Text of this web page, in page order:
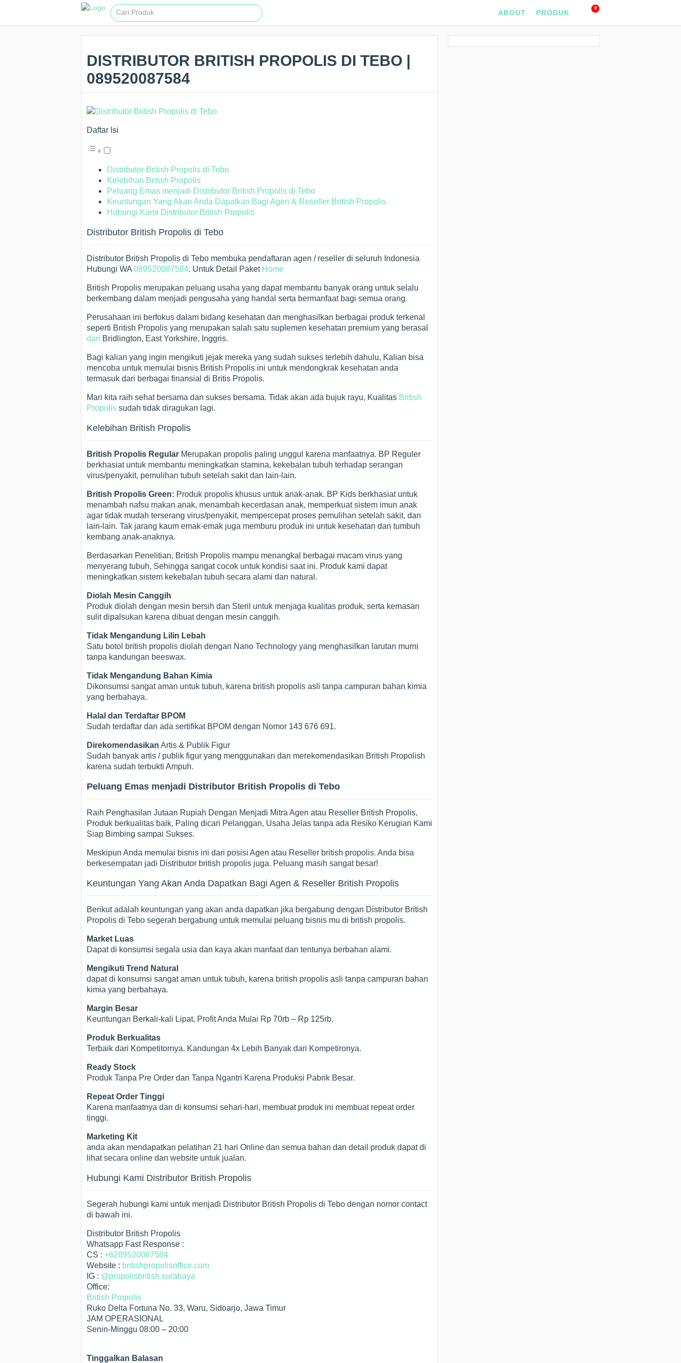
0
ABOUT PRODUK
DISTRIBUTOR BRITISH PROPOLIS DI TEBO |
089520087584
Daftar Isi
Distributor British Propolis di Tebo
Kelebihan British Propolis
Peluang Emas menjadi Distributor British Propolis di Tebo
Keuntungan Yang Akan Anda Dapatkan Bagi Agen & Reseller British Propolis
Hubungi Kami Distributor British Propolis
Distributor British Propolis di Tebo
Distributor British Propolis di Tebo membuka pendaftaran agen / reseller di seluruh Indonesia
Hubungi WA 089520087584. Untuk Detail Paket Home
British Propolis merupakan peluang usaha yang dapat membantu banyak orang untuk selalu
berkembang dalam menjadi pengusaha yang handal serta bermanfaat bagi semua orang.
Perusahaan ini berfokus dalam bidang kesehatan dan menghasilkan berbagai produk terkenal
seperti British Propolis yang merupakan salah satu suplemen kesehatan premium yang berasal
dari Bridlington, East Yorkshire, Inggris.
Bagi kalian yang ingin mengikuti jejak mereka yang sudah sukses terlebih dahulu, Kalian bisa
mencoba untuk memulai bisnis British Propolis ini untuk mendongkrak kesehatan anda
termasuk dari berbagai finansial di Britis Propolis.
Mari kita raih sehat bersama dan sukses bersama. Tidak akan ada bujuk rayu, Kualitas British
Propolis sudah tidak diragukan lagi.
Kelebihan British Propolis
British Propolis Regular Merupakan propolis paling unggul karena manfaatnya. BP Reguler
berkhasiat untuk membantu meningkatkan stamina, kekebalan tubuh terhadap serangan
virus/penyakit, pemulihan tubuh setelah sakit dan lain-lain.
British Propolis Green: Produk propolis khusus untuk anak-anak. BP Kids berkhasiat untuk
menambah nafsu makan anak, menambah kecerdasan anak, memperkuat sistem imun anak
agar tidak mudah terserang virus/penyakit, mempercepat proses pemulihan setelah sakit, dan
lain-lain. Tak jarang kaum emak-emak juga memburu produk ini untuk kesehatan dan tumbuh
kembang anak-anaknya.
Berdasarkan Penelitian, British Propolis mampu menangkal berbagai macam virus yang
menyerang tubuh, Sehingga sangat cocok untuk kondisi saat ini. Produk kami dapat
meningkatkan sistem kekebalan tubuh secara alami dan natural.
Diolah Mesin Canggih
Produk diolah dengan mesin bersih dan Steril untuk menjaga kualitas produk, serta kemasan
sulit dipalsukan karena dibuat dengan mesin canggih.
Tidak Mengandung Lilin Lebah
Satu botol british propolis diolah dengan Nano Technology yang menghasilkan larutan murni
tanpa kandungan beeswax.
Tidak Mengandung Bahan Kimia
Dikonsumsi sangat aman untuk tubuh, karena british propolis asli tanpa campuran bahan kimia
yang berbahaya.
Halal dan Terdaftar BPOM
Sudah terdaftar dan ada sertifikat BPOM dengan Nomor 143 676 691.
Direkomendasikan Artis & Publik Figur
Sudah banyak artis / publik figur yang menggunakan dan merekomendasikan British Propolish
karena sudah terbukti Ampuh.
Peluang Emas menjadi Distributor British Propolis di Tebo
Raih Penghasilan Jutaan Rupiah Dengan Menjadi Mitra Agen atau Reseller British Propolis,
Produk berkualitas baik, Paling dicari Pelanggan, Usaha Jelas tanpa ada Resiko Kerugian Kami
Siap Bimbing sampai Sukses.
Meskipun Anda memulai bisnis ini dari posisi Agen atau Reseller british propolis. Anda bisa
berkesempatan jadi Distributor british propolis juga. Peluang masih sangat besar!
Keuntungan Yang Akan Anda Dapatkan Bagi Agen & Reseller British Propolis
Berikut adalah keuntungan yang akan anda dapatkan jika bergabung dengan Distributor British
Propolis di Tebo segerah bergabung untuk memulai peluang bisnis mu di british propolis.
Market Luas
Dapat di konsumsi segala usia dan kaya akan manfaat dan tentunya berbahan alami.
Mengikuti Trend Natural
dapat di konsumsi sangat aman untuk tubuh, karena british propolis asli tanpa campuran bahan
kimia yang berbahaya.
Margin Besar
Keuntungan Berkali-kali Lipat, Profit Anda Mulai Rp 70rb – Rp 125rb.
Produk Berkualitas
Terbaik dari Kompetitornya. Kandungan 4x Lebih Banyak dari Kompetironya.
Ready Stock
Produk Tanpa Pre Order dan Tanpa Ngantri Karena Produksi Pabrik Besar.
Repeat Order Tinggi
Karena manfaatnya dan di konsumsi sehari-hari, membuat produk ini membuat repeat order
tinggi.
Marketing Kit
anda akan mendapatkan pelatihan 21 hari Online dan semua bahan dan detail produk dapat di
lihat secara online dan website untuk jualan.
Hubungi Kami Distributor British Propolis
Segerah hubungi kami untuk menjadi Distributor British Propolis di Tebo dengan nomor contact
di bawah ini.
Distributor British Propolis
Whatsapp Fast Response :
CS : +6289520087584
Website : britishpropolisoffice.com
IG : @propolisbritish.surabaya
Office:
British Propolis
Ruko Delta Fortuna No. 33, Waru, Sidoarjo, Jawa Timur
JAM OPERASIONAL
Senin-Minggu 08:00 – 20:00
Tinggalkan Balasan